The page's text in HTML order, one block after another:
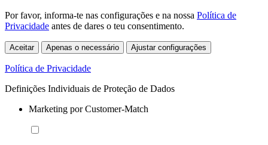
Por favor, informa-te nas configurações e na nossa Política de
Privacidade antes de dares o teu consentimento.
Aceitar Apenas o necessário Ajustar configurações
Política de Privacidade
Definições Individuais de Proteção de Dados
Marketing por Customer-Match